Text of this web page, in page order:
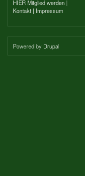
HIER Mitglied werden |
Kontakt | Impressum
Powered by Drupal